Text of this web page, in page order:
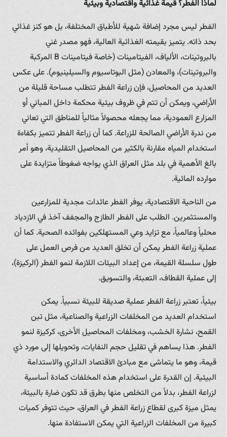
لماذا الفطر؟ قيمة غذائية واقتصادية وبيئية
الفطر ليس مجرد إضافة شهية للأطباق المختلفة، بل هو كنز غذائي
بحد ذاته. يتميز بقيمته الغذائية العالية، فهو مصدر غني
بالبروتينات، الألياف، الفيتامينات (خاصة فيتامينات B المركبة
والبروتينات)، والمعادن (مثل البوتاسيوم والسيلينيوم). على عكس
العديد من المحاصيل، فإن زراعة الفطر تتطلب مساحة قليلة من
الأراضي، ويمكن أن تتم في ظروف بيئية محكمة داخل المباني أو
المزارع العمودية، مما يجعله محصولاً مثالياً للمناطق التي تعاني
من ندرة الأراضي الصالحة للزراعة. كما أن زراعة الفطر تتميز بكفاءة
استخدام المياه مقارنة بالكثير من المحاصيل التقليدية، وهو أمر
بالغ الأهمية في بلد مثل العراق الذي يواجه ضغوطاً متزايدة على
موارده المائية.
من الناحية الاقتصادية، يوفر الفطر عائدات مجدية للمزارعين
والمستثمرين. الطلب على الفطر الطازج والمجفف آخذ في الازدياد
محلياً وعالمياً، مع تزايد وعي المستهلكين بفوائده الصحية. كما أن
عملية زراعة الفطر يمكن أن تخلق العديد من فرص العمل على
طول سلسلة القيمة، من إعداد البيئات اللازمة لنمو الفطر (الركيزة)،
إلى عملية القطاف، التعبئة، والتسويق.
بيئياً، تعتبر زراعة الفطر عملية صديقة للبيئة نسبياً. يمكن
استخدام العديد من المخلفات الزراعية والصناعية، مثل تبن
القمح، نشارة الخشب، ومخلفات المحاصيل الأخرى، كركيزة لنمو
الفطر. هذا يساهم في تقليل حجم النفايات، وتحويلها إلى مورد ذي
قيمة، وهو ما يتماشى مع مبادئ الاقتصاد الدائري والاستدامة
البيئية. إن القدرة على استخدام هذه المخلفات كمادة أساسية
لزراعة الفطر، بدلاً من التخلص منها بطرق قد تكون ضارة بالبيئة،
يمثل ميزة كبرى لقطاع زراعة الفطر في العراق، حيث تتوفر كميات
كبيرة من المخلفات الزراعية التي يمكن الاستفادة منها.